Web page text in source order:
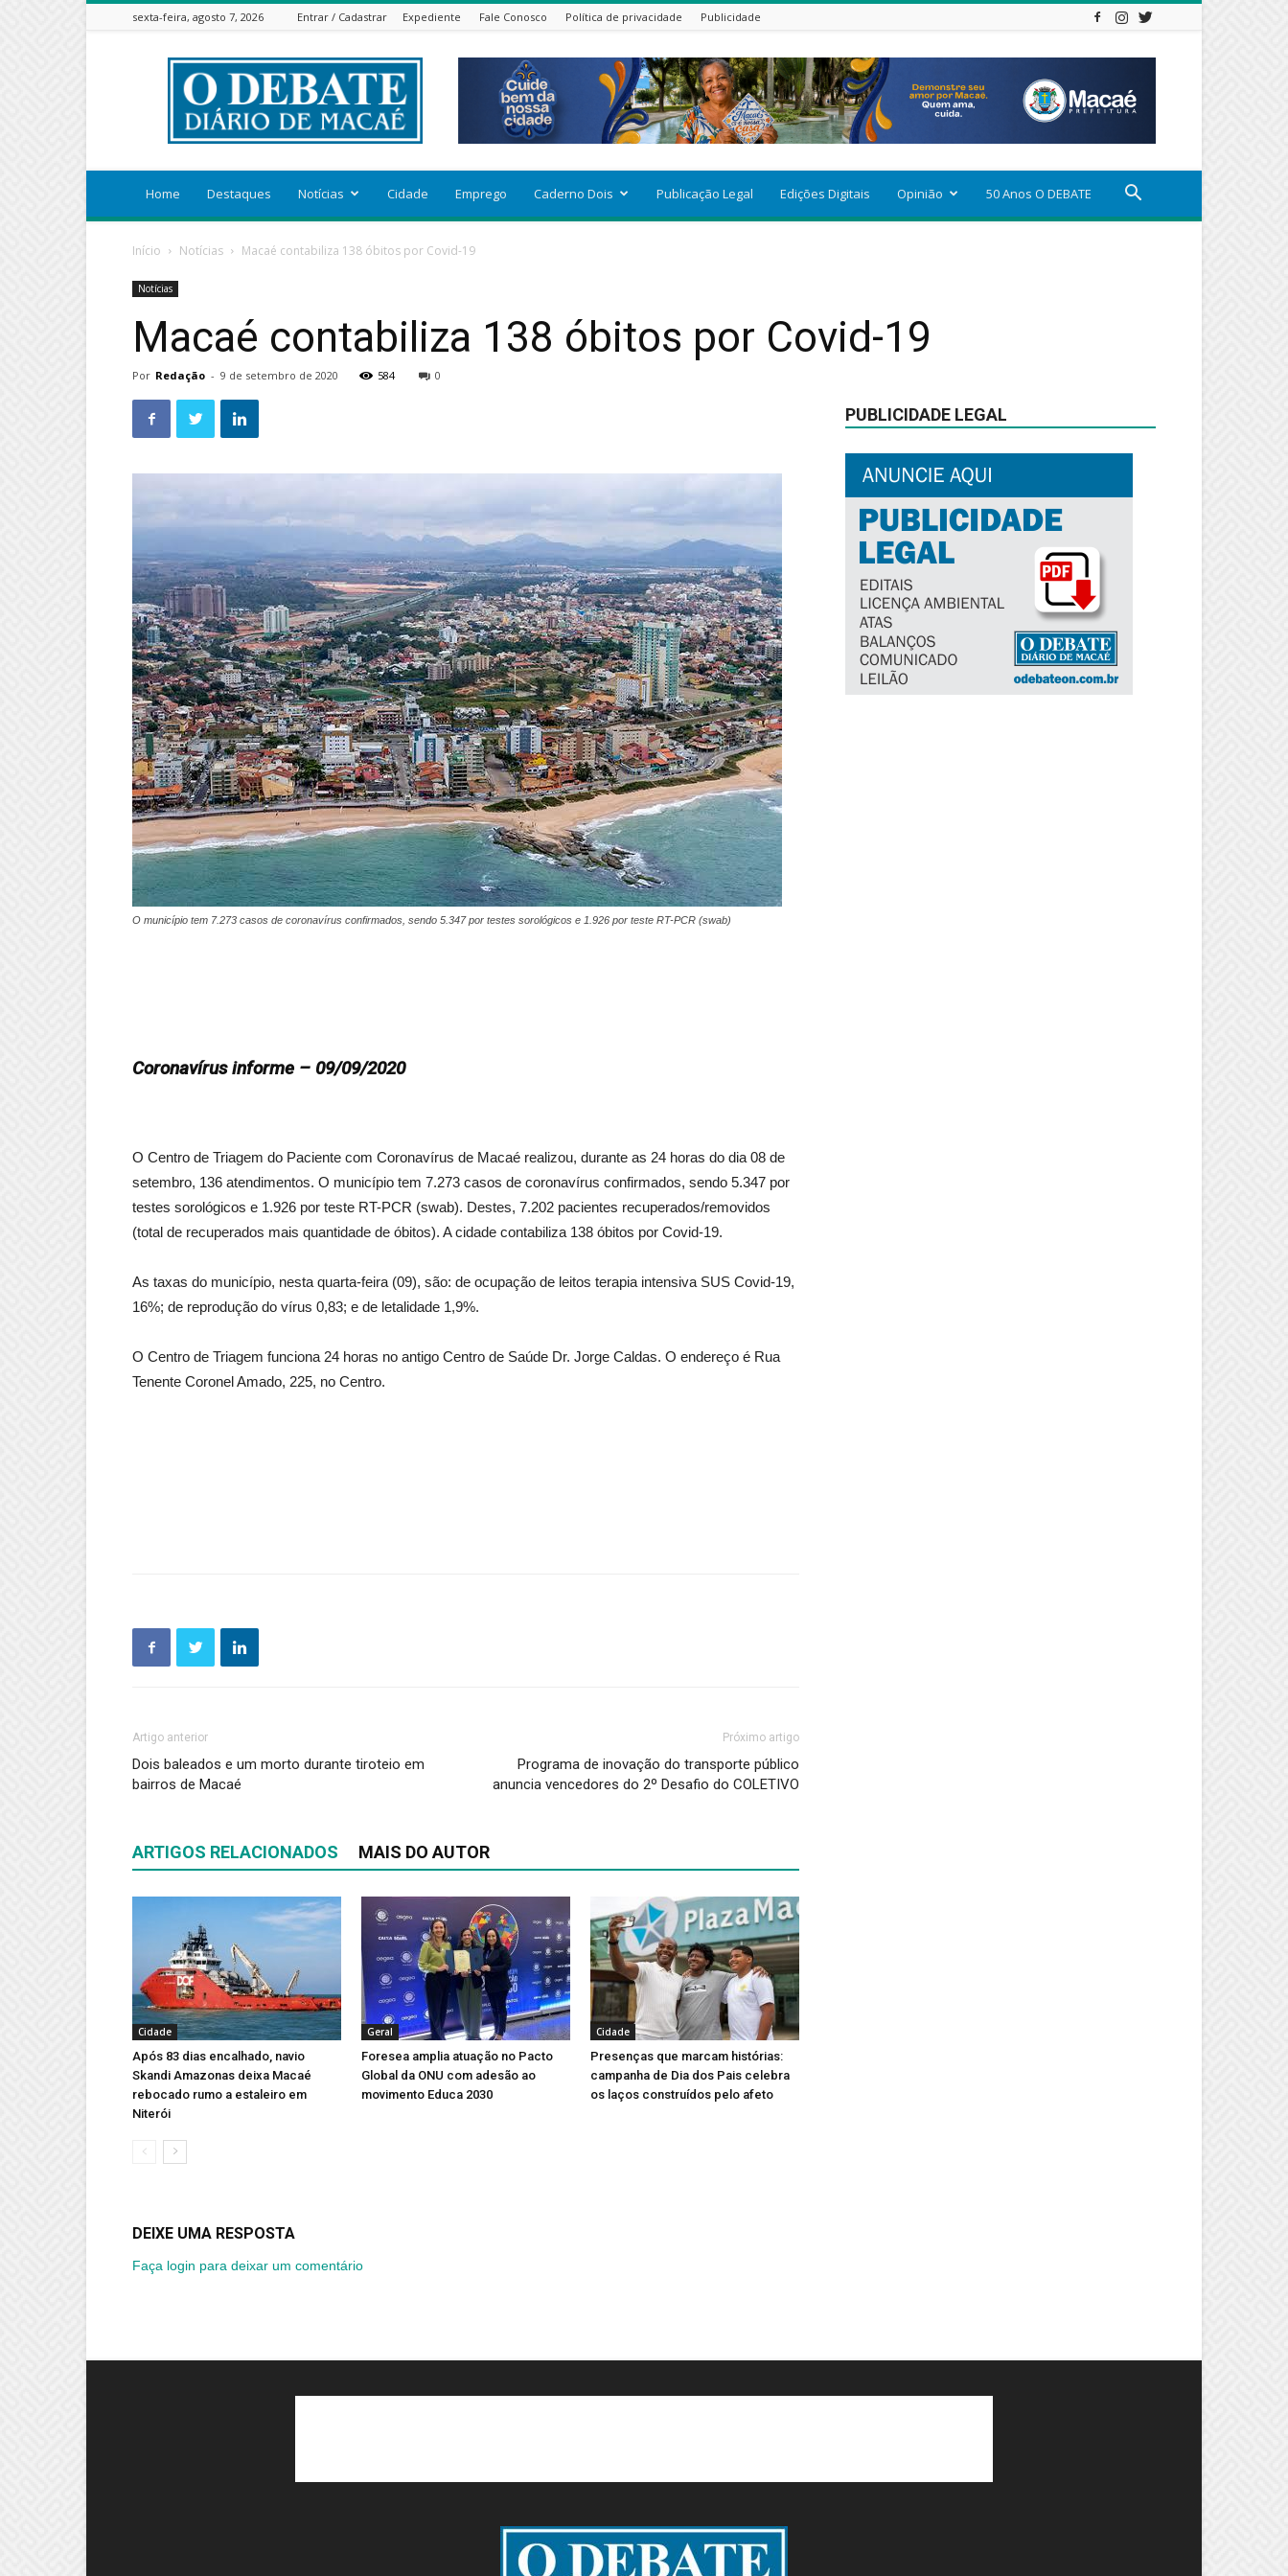
sexta-feira, agosto 7, 2026 Entrar / Cadastrar Expediente Fale Conosco Política de privacidade Publicidade
ODEBATEON
Home Destaques Notícias Cidade Emprego Caderno Dois Publicação Legal Edições Digitais Opinião 50 Anos O DEBATE
Início Notícias Macaé contabiliza 138 óbitos por Covid-19
Notícias
Macaé contabiliza 138 óbitos por Covid-19
Por Redação - 9 de setembro de 2020 584 0
O município tem 7.273 casos de coronavírus confirmados, sendo 5.347 por testes sorológicos e 1.926 por teste RT-PCR (swab)
Coronavírus informe – 09/09/2020
O Centro de Triagem do Paciente com Coronavírus de Macaé realizou, durante as 24 horas do dia 08 de
setembro, 136 atendimentos. O município tem 7.273 casos de coronavírus confirmados, sendo 5.347 por
testes sorológicos e 1.926 por teste RT-PCR (swab). Destes, 7.202 pacientes recuperados/removidos
(total de recuperados mais quantidade de óbitos). A cidade contabiliza 138 óbitos por Covid-19.
As taxas do município, nesta quarta-feira (09), são: de ocupação de leitos terapia intensiva SUS Covid-19,
16%; de reprodução do vírus 0,83; e de letalidade 1,9%.
O Centro de Triagem funciona 24 horas no antigo Centro de Saúde Dr. Jorge Caldas. O endereço é Rua
Tenente Coronel Amado, 225, no Centro.
Artigo anterior
Dois baleados e um morto durante tiroteio em
bairros de Macaé
Próximo artigo
Programa de inovação do transporte público
anuncia vencedores do 2º Desafio do COLETIVO
ARTIGOS RELACIONADOS MAIS DO AUTOR
Cidade
Após 83 dias encalhado, navio
Skandi Amazonas deixa Macaé
rebocado rumo a estaleiro em
Niterói
Geral
Foresea amplia atuação no Pacto
Global da ONU com adesão ao
movimento Educa 2030
Cidade
Presenças que marcam histórias:
campanha de Dia dos Pais celebra
os laços construídos pelo afeto
DEIXE UMA RESPOSTA
Faça login para deixar um comentário
PUBLICIDADE LEGAL